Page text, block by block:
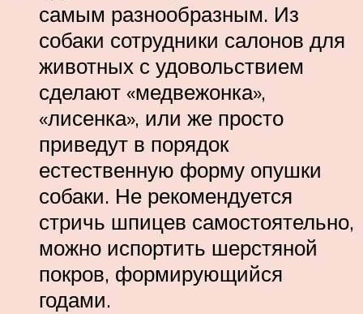
самым разнообразным. Из
собаки сотрудники салонов для
животных с удовольствием
сделают «медвежонка»,
«лисенка», или же просто
приведут в порядок
естественную форму опушки
собаки. Не рекомендуется
стричь шпицев самостоятельно,
можно испортить шерстяной
покров, формирующийся
годами.